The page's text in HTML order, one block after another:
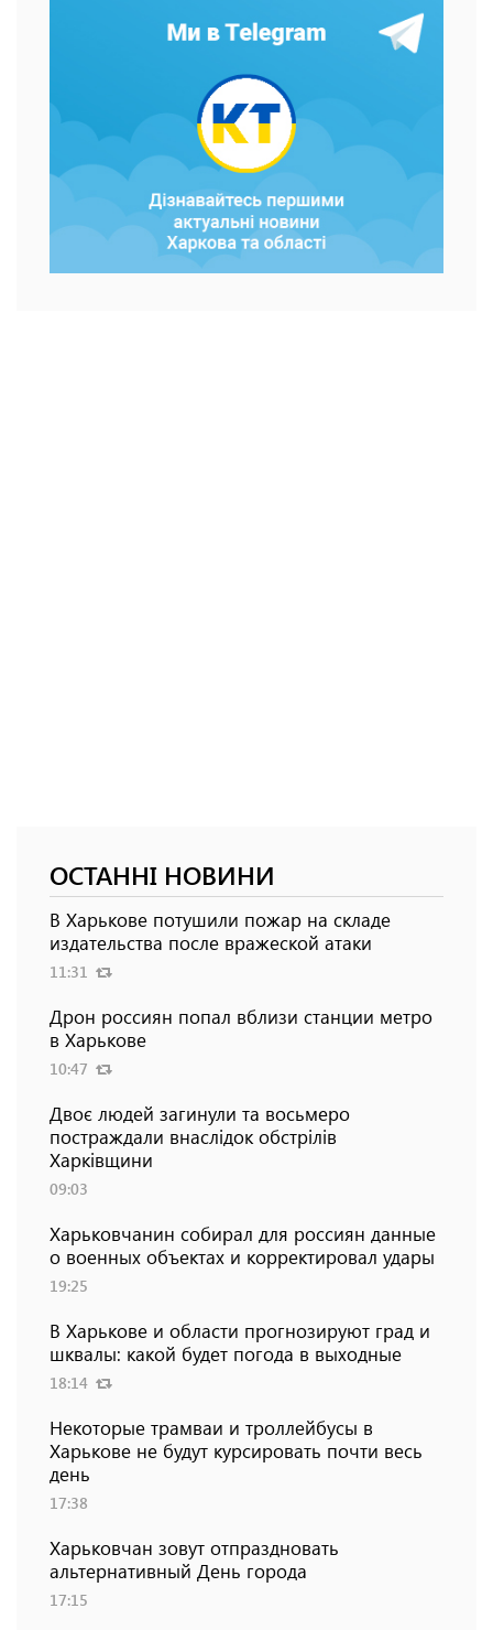
ОСТАННІ НОВИНИ
В Харькове потушили пожар на складе
издательства после вражеской атаки
11:31
Дрон россиян попал вблизи станции метро
в Харькове
10:47
Двоє людей загинули та восьмеро
постраждали внаслідок обстрілів
Харківщини
09:03
Харьковчанин собирал для россиян данные
о военных объектах и ​​корректировал удары
19:25
В Харькове и области прогнозируют град и
шквалы: какой будет погода в выходные
18:14
Некоторые трамваи и троллейбусы в
Харькове не будут курсировать почти весь
день
17:38
Харьковчан зовут отпраздновать
альтернативный День города
17:15